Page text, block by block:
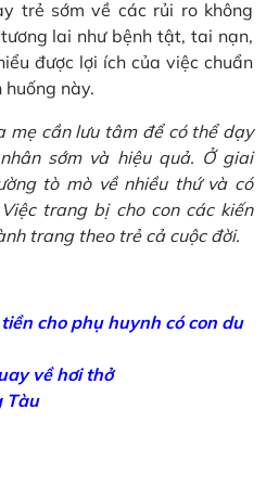
trẻ sớm về các rủi ro không
lai như bệnh tật, tai nạn,
được lợi ích của việc chuẩn
này.
mẹ cần lưu tâm để có thể dạy
sớm và hiệu quả. Ở giai
tò mò về nhiều thứ và có
trang bị cho con các kiến
trang theo trẻ cả cuộc đời.
cho phụ huynh có con du
về hơi thở
Tàu